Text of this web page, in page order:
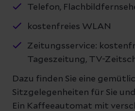
Telefon,
kostenfreies WLAN
Zeitungsservice:
Tageszeitung, TV-
Dazu finden Sie eine
Sitzgelegenheiten für Sie
Ein Kaffeeautomat mit